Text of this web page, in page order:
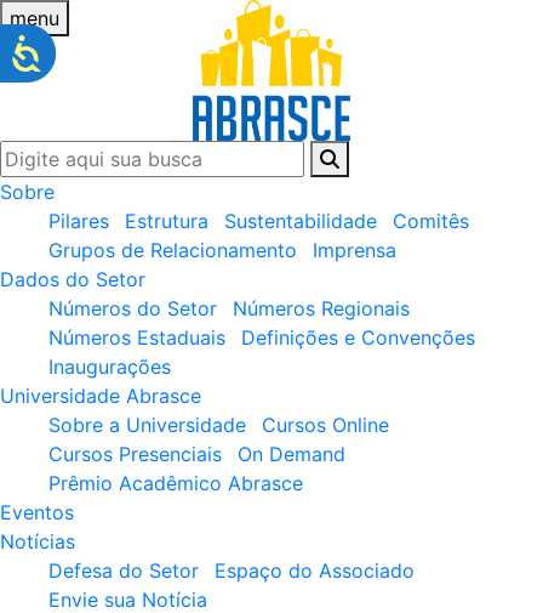
menu
Sobre
Pilares
Estrutura Sustentabilidade
Comitês
Grupos de Relacionamento
Imprensa
Dados do Setor
Números do Setor
Números Regionais
Números Estaduais
Definições e Convenções
Inaugurações
Universidade Abrasce
Sobre a Universidade
Cursos Online
Cursos Presenciais
On Demand
Prêmio Acadêmico Abrasce
Eventos
Notícias
Defesa do Setor
Espaço do Associado
Envie sua Notícia